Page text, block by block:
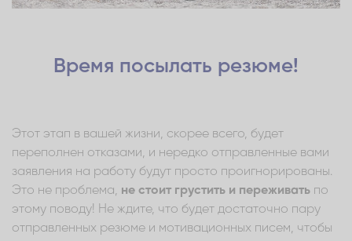
Время посылать резюме!
Этот этап в вашей жизни, скорее всего, будет
переполнен отказами, и нередко отправленные вами
заявления на работу будут просто проигнорированы.
Это не проблема, не стоит грустить и переживать по
этому поводу! Не ждите, что будет достаточно пару
отправленных резюме и мотивационных писем, чтобы